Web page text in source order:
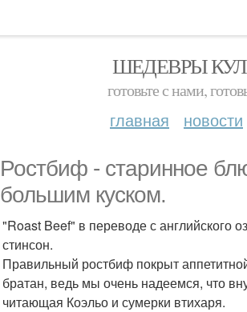
ШЕДЕВРЫ
готовьте с нами,
главная новости
Ростбиф - старинное
большим куском.
"Roast Beef" в переводе с
стинсон.
Правильный ростбиф покрыт
братан, ведь мы очень надеемся, что
читающая Коэльо и сумерки втихаря.